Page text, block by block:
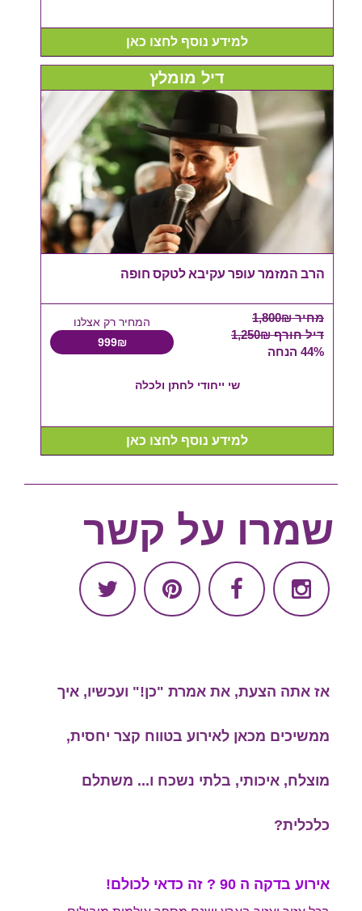
למידע נוסף לחצו כאן
דיל מומלץ
הרב המזמר עופר עקיבא לטקס חופה
מחיר 1,800₪
דיל חורף 1,250₪
44% הנחה
המחיר רק אצלנו
999₪
שי ייחודי לחתן ולכלה
למידע נוסף לחצו כאן
שמרו על קשר
אז אתה הצעת, את אמרת "כן!" ועכשיו, איך
ממשיכים מכאן לאירוע בטווח קצר יחסית,
מוצלח, איכותי, בלתי נשכח ו... משתלם
כלכלית?
אירוע בדקה ה 90 ? זה כדאי לכולם!